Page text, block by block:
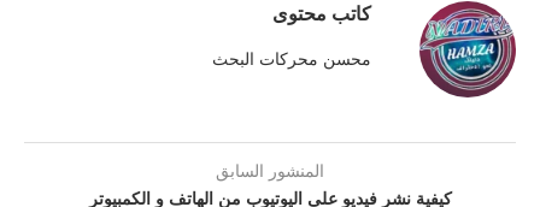
كاتب محتوى
محسن محركات البحث
المنشور السابق
كيفية نشر فيديو على اليوتيوب من الهاتف و الكمبيوتر